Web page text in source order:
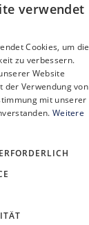
AG
verwendet
Cookies, um die
zu verbessern.
Website
der Verwendung von
mit unserer
Weitere